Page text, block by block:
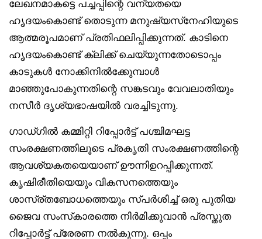
ലേഖനമാകട്ടെ പച്ചപ്പിന്റെ വന്യതയെ
ഹൃദയംകൊണ്ട് തൊടുന്ന മനുഷ്യസ്‌നേഹിയുടെ
ആത്മരൂപമാണ് പ്രതിഫലിപ്പിക്കുന്നത്. കാടിനെ
ഹൃദയംകൊണ്ട് ക്ലിക്ക് ചെയ്യുന്നതോടൊപ്പം
കാടുകള്‍ നോക്കിനില്‍ക്കുേമ്പാള്‍
മാഞ്ഞുപോകുന്നതിന്റെ സങ്കടവും വേവലാതിയും
നസീര്‍ ദൃശ്യഭാഷയില്‍ വരച്ചിടുന്നു.
ഗാഡ്ഗില്‍ കമ്മിറ്റി റിപ്പോര്‍ട്ട് പശ്ചിമഘട്ട
സംരക്ഷണത്തിലൂടെ പ്രകൃതി സംരക്ഷണത്തിന്റെ
ആവശ്യകതയെയാണ് ഊന്നിഉറപ്പിക്കുന്നത്.
കൃഷിരീതിയെയും വികസനത്തെയും
ശാസ്ര്തബോധത്തെയും സ്പര്‍ശിച്ച് ഒരു പുതിയ
ജൈവ സംസ്‌കാരത്തെ നിര്‍മിക്കുവാന്‍ പ്രസ്തുത
റിപ്പോര്‍ട്ട് പ്രേരണ നല്‍കുന്നു. ഒപ്പം